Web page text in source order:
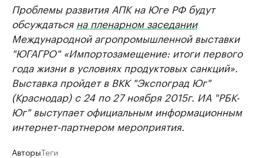
Проблемы развития АПК на Юге РФ будут
обсуждатьсяна пленарном заседании
Международной агропромышленной выставки
"ЮГАГРО" «Импортозамещение: итоги первого
года жизни в условиях продуктовых санкций».
Выставка пройдет в ВКК "Экспоград Юг"
(Краснодар) с 24 по 27 ноября 2015г. ИА "РБК-
Юг" выступает официальным информационным
интернет-партнером мероприятия.
АвторыТеги